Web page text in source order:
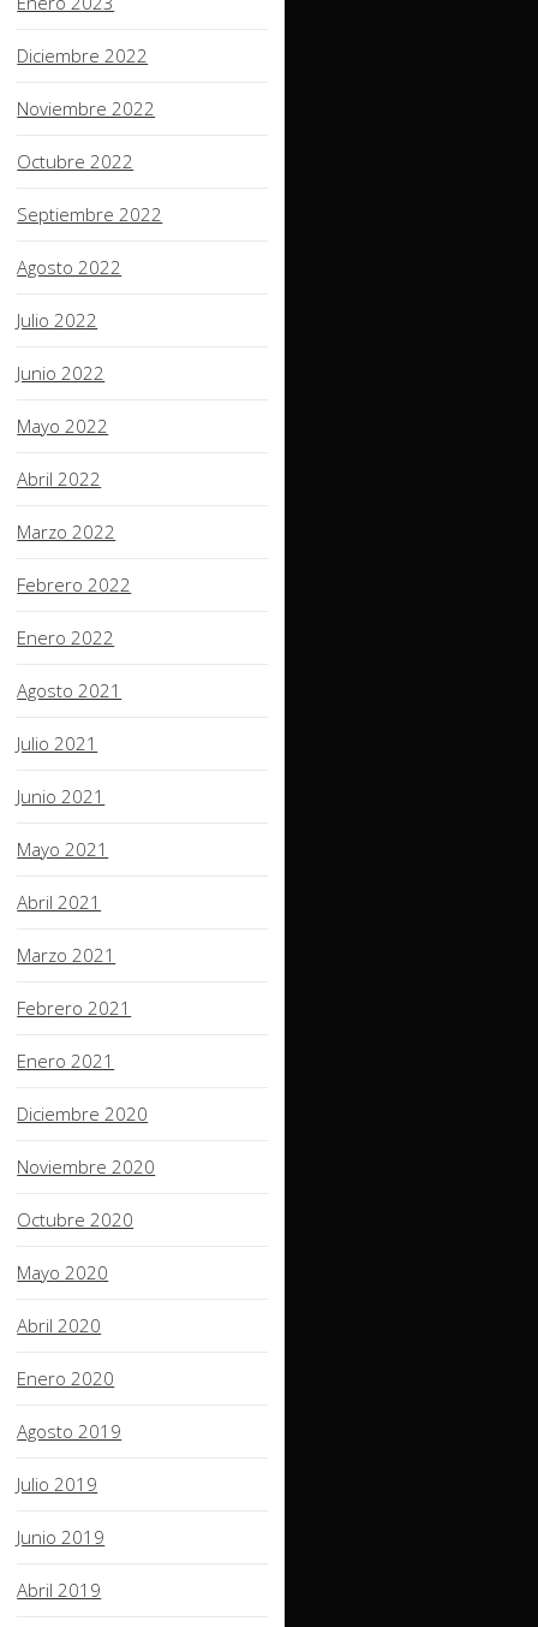
Diciembre 2022
Noviembre 2022
Octubre 2022
Septiembre 2022
Agosto 2022
Julio 2022
Junio 2022
Mayo 2022
Abril 2022
Marzo 2022
Febrero 2022
Enero 2022
Agosto 2021
Julio 2021
Junio 2021
Mayo 2021
Abril 2021
Marzo 2021
Febrero 2021
Enero 2021
Diciembre 2020
Noviembre 2020
Octubre 2020
Mayo 2020
Abril 2020
Enero 2020
Agosto 2019
Julio 2019
Junio 2019
Abril 2019